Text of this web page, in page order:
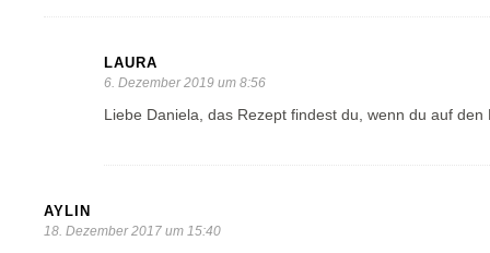
LAURA
6. Dezember 2019 um 8:56
Liebe Daniela, das Rezept findest du, wenn du auf den
AYLIN
18. Dezember 2017 um 15:40